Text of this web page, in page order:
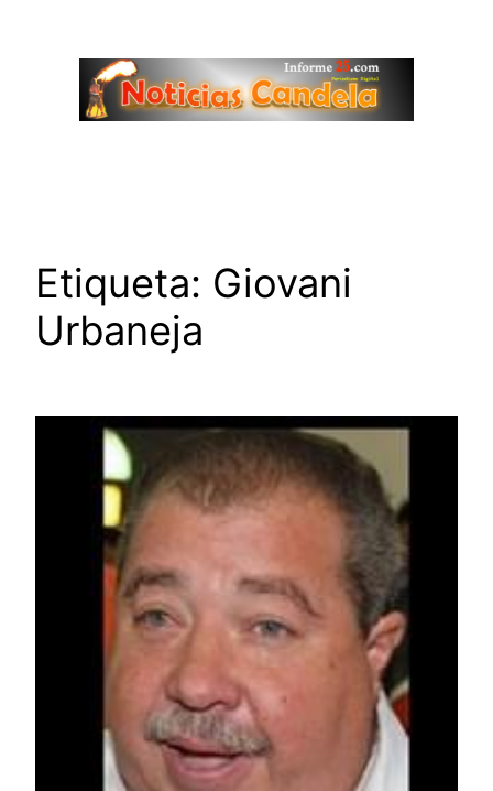
contenido
Etiqueta: Giovani
Urbaneja